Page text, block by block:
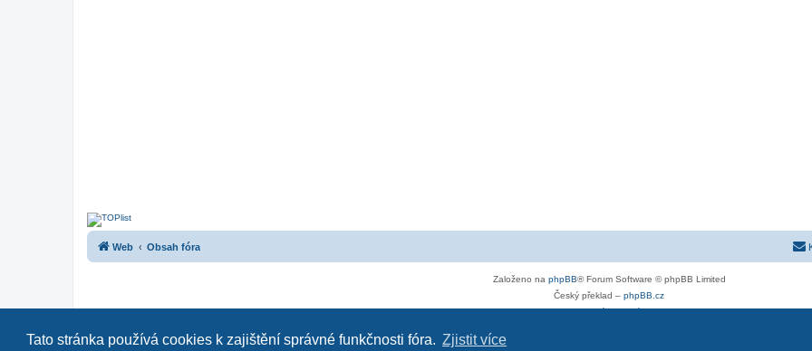
Tato stránka používá cookies k zajištění správné funkčnosti fóra. Zjistit více
Web Obsah fóra
Založeno na phpBB® Forum Software © phpBB Limited
Český překlad – phpBB.cz
Soukromí|Podmínky